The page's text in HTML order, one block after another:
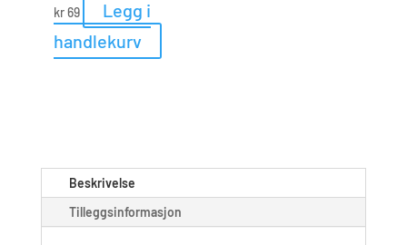
kr69
Legg i
handlekurv
Beskrivelse
Tilleggsinformasjon